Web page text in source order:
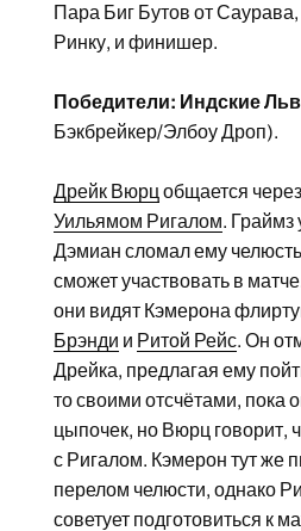
Пара Биг Бутов от
Ринку, и финишер.
Победители: Индские
Бэкбрейкер/Элбоу Дроп).
Дрейк Вюрц общается
Уильямом Ригалом. Граймз
Дэмиан сломал ему
сможет участвовать в
они видят Кэмерона
Брэнди и Ритой Рейс. Он
Дрейка, предлагая ему
то своими отсчётами, пока
цыпочек, но Вюрц говорит,
с Ригалом. Кэмерон тут же
перелом челюсти, однако
советует подготовиться к